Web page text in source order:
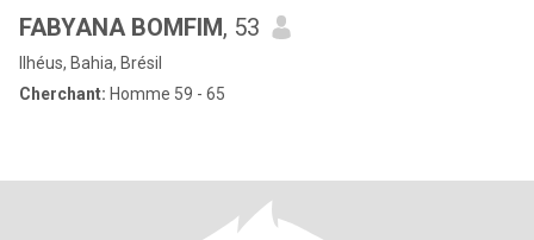
FABYANA BOMFIM, 53
Ilhéus, Bahia, Brésil
Cherchant: Homme 59 - 65